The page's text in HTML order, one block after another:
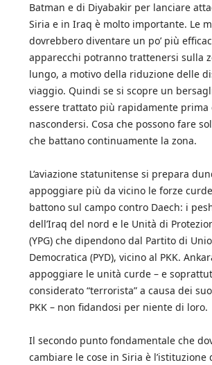
Batman e di Diyabakir per lanciare
Siria e in Iraq è molto importante. Le
dovrebbero diventare un po’ più
apparecchi potranno trattenersi sulla
lungo, a motivo della riduzione delle
viaggio. Quindi se si scopre un
essere trattato più rapidamente prima
nascondersi. Cosa che possono fare
che battano continuamente la zona.
L’aviazione statunitense si prepara
appoggiare più da vicino le forze
battono sul campo contro Daech: i
dell’Iraq del nord e le Unità di
(YPG) che dipendono dal Partito di
Democratica (PYD), vicino al PKK.
appoggiare le unità curde – e
considerato “terrorista” a causa dei
PKK – non fidandosi per niente di loro.
Il secondo punto fondamentale che
cambiare le cose in Siria è l’istituzione